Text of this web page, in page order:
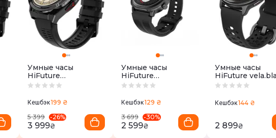
Умные часы
HiFuture
active.black-red
Кешбэк199 ₴
5 399
-26%
3 999₴
Умные часы
HiFuture
aixlite.black
Кешбэк129 ₴
3 699
-30%
2 599₴
Умные часы
HiFuture
Кешбэк144 ₴
2 899₴